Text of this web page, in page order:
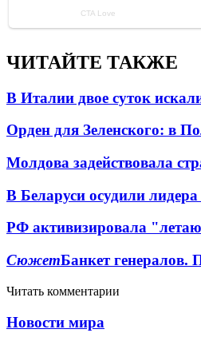
ЧИТАЙТЕ ТАКЖЕ
В Италии двое суток
Орден для Зеленского: в
Молдова задействовала
В Беларуси осудили
РФ активизировала
СюжетБанкет генералов.
Читать комментарии
Новости мира